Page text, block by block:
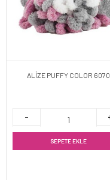
ALİZE PUFFY COLOR 6070
SEPETE EKLE